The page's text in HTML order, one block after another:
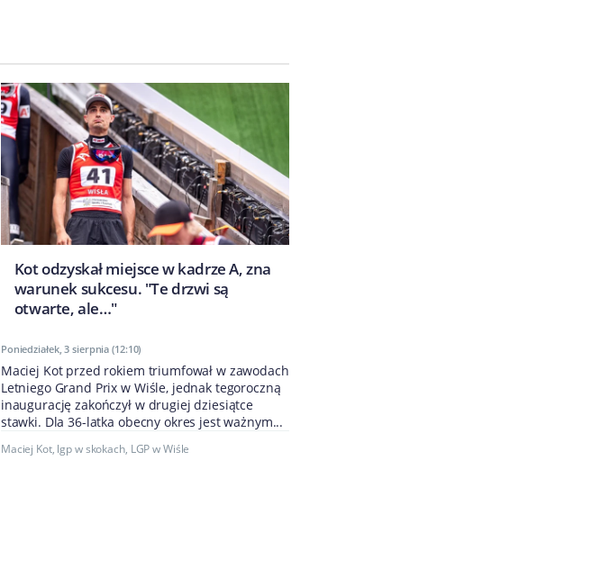
Kot odzyskał miejsce w kadrze A, zna
warunek sukcesu. "Te drzwi są
otwarte, ale…"
Poniedziałek, 3 sierpnia (12:10)
Maciej Kot przed rokiem triumfował w zawodach
Letniego Grand Prix w Wiśle, jednak tegoroczną
inaugurację zakończył w drugiej dziesiątce
stawki. Dla 36-latka obecny okres jest ważnym...
Maciej Kot, lgp w skokach, LGP w Wiśle